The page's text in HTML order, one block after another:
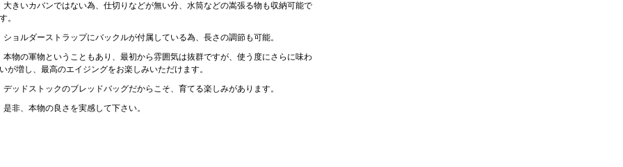
大きいカバンではない為、仕切りなどが無い分、水筒などの嵩張る物も収納可能で
す。
ショルダーストラップにバックルが付属している為、長さの調節も可能。
本物の軍物ということもあり、最初から雰囲気は抜群ですが、使う度にさらに味わ
いが増し、最高のエイジングをお楽しみいただけます。
デッドストックのブレッドバッグだからこそ、育てる楽しみがあります。
是非、本物の良さを実感して下さい。